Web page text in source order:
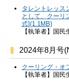
タレントレッス
として、クーリ
式](1.1MB)
【執筆者】国
2024年8月号
クーリング・オ
【執筆者】国